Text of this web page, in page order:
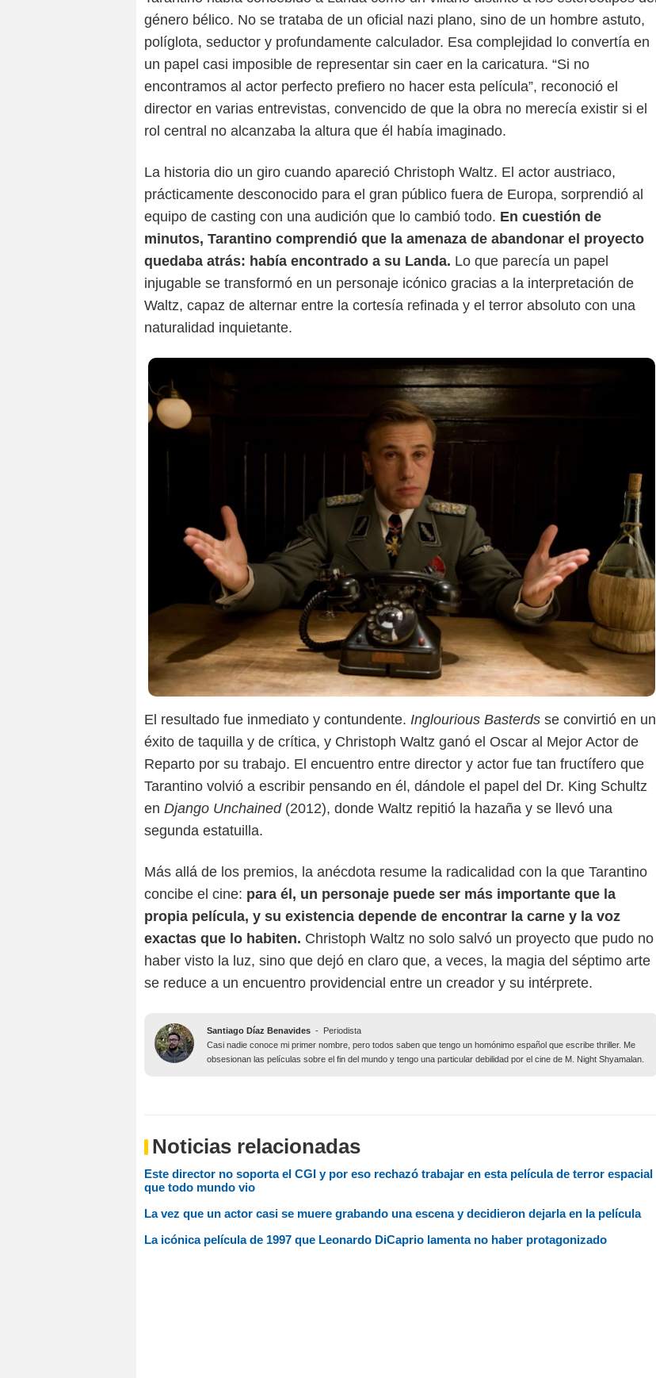
género bélico. No se trataba de un oficial nazi plano, sino de un hombre astuto,
políglota, seductor y profundamente calculador. Esa complejidad lo convertía en
un papel casi imposible de representar sin caer en la caricatura. “Si no
encontramos al actor perfecto prefiero no hacer esta película”, reconoció el
director en varias entrevistas, convencido de que la obra no merecía existir si el
rol central no alcanzaba la altura que él había imaginado.
La historia dio un giro cuando apareció Christoph Waltz. El actor austriaco,
prácticamente desconocido para el gran público fuera de Europa, sorprendió al
equipo de casting con una audición que lo cambió todo. En cuestión de
minutos, Tarantino comprendió que la amenaza de abandonar el proyecto
quedaba atrás: había encontrado a su Landa. Lo que parecía un papel
injugable se transformó en un personaje icónico gracias a la interpretación de
Waltz, capaz de alternar entre la cortesía refinada y el terror absoluto con una
naturalidad inquietante.
Netflix
El resultado fue inmediato y contundente. Inglourious Basterds se convirtió en un
éxito de taquilla y de crítica, y Christoph Waltz ganó el Oscar al Mejor Actor de
Reparto por su trabajo. El encuentro entre director y actor fue tan fructífero que
Tarantino volvió a escribir pensando en él, dándole el papel del Dr. King Schultz
en Django Unchained(2012), donde Waltz repitió la hazaña y se llevó una
segunda estatuilla.
Más allá de los premios, la anécdota resume la radicalidad con la que Tarantino
concibe el cine: para él, un personaje puede ser más importante que la
propia película, y su existencia depende de encontrar la carne y la voz
exactas que lo habiten. Christoph Waltz no solo salvó un proyecto que pudo no
haber visto la luz, sino que dejó en claro que, a veces, la magia del séptimo arte
se reduce a un encuentro providencial entre un creador y su intérprete.
Santiago Díaz Benavides - Periodista
Casi nadie conoce mi primer nombre, pero todos saben que tengo un homónimo español que escribe thriller. Me
obsesionan las películas sobre el fin del mundo y tengo una particular debilidad por el cine de M. Night Shyamalan.
Noticias relacionadas
Este director no soporta el CGI y por eso rechazó trabajar en esta película de terror espacial
que todo mundo vio
La vez que un actor casi se muere grabando una escena y decidieron dejarla en la película
La icónica película de 1997 que Leonardo DiCaprio lamenta no haber protagonizado